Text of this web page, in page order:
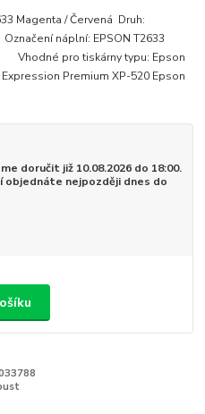
Magenta / Červená Druh:
náplní: EPSON T2633
pro tiskárny typu: Epson
Premium XP-520 Epson
doručit již 10.08.2026 do 18:00.
objednáte nejpozději dnes do